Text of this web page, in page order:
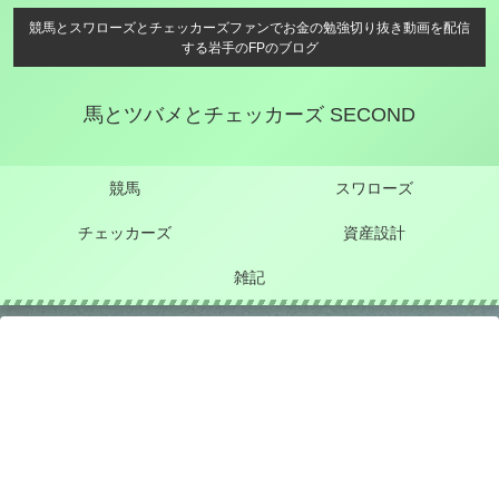
競馬とスワローズとチェッカーズファンでお金の勉強切り抜き動画を配信
する岩手のFPのブログ
馬とツバメとチェッカーズ SECOND
競馬 スワローズ
チェッカーズ 資産設計
雑記